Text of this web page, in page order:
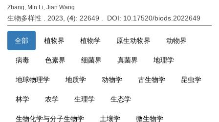
Zhang, Min Li, Jian Wang
生物多样性 . 2023, (4): 22649 . DOI: 10.17520/biods.2022649
全部 植物界 植物学 原生动物界 动物界
病毒 色素界 细菌界 真菌界 地理学
地球物理学 地质学 动物学 古生物学 昆虫学
林学 农学 生理学 生态学
生物化学与分子生物学 土壤学 微生物学